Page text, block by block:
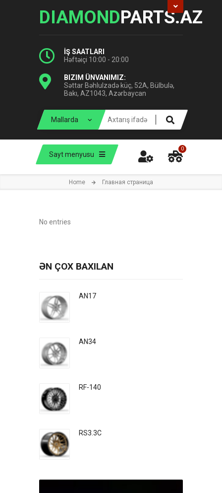
DIAMONDPARTS.AZ
İŞ SAATLARI
Həftəiçi 10:00 - 20:00
BIZIM ÜNVANIMIZ:
Səttar Bəhlulzadə küç, 52A, Bülbulə,
Bakı, AZ1043, Azərbaycan
Sayt menyusu
0
Home Главная страница
No entries
ƏN ÇOX BAXILAN
AN17
AN34
RF-140
RS3.3C